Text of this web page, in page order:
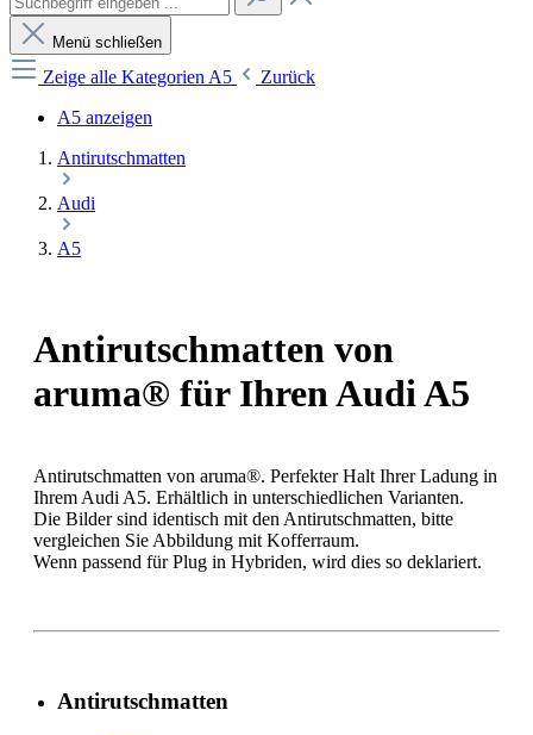
Menü schließen
Zeige alle Kategorien A5
Zurück
A5 anzeigen
Antirutschmatten
Audi
A5
Antirutschmatten von
aruma® für Ihren Audi A5
Antirutschmatten von aruma®. Perfekter Halt Ihrer Ladung in
Ihrem Audi A5. Erhältlich in unterschiedlichen Varianten.
Die Bilder sind identisch mit den Antirutschmatten, bitte
vergleichen Sie Abbildung mit Kofferraum.
Wenn passend für Plug in Hybriden, wird dies so deklariert.
Antirutschmatten